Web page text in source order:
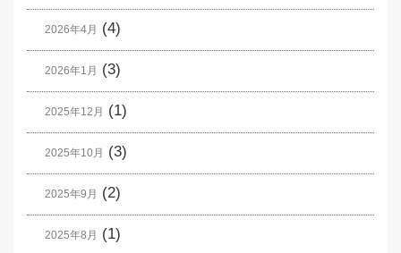
2026年4月 (4)
2026年1月 (3)
2025年12月 (1)
2025年10月 (3)
2025年9月 (2)
2025年8月 (1)